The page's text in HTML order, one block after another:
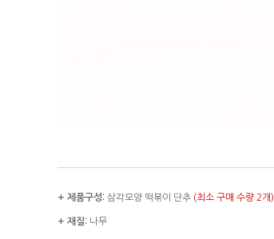
+ 제품구성: 삼각모양 떡볶이 단추 (최소 구매 수량 2개)
+ 재질: 나무